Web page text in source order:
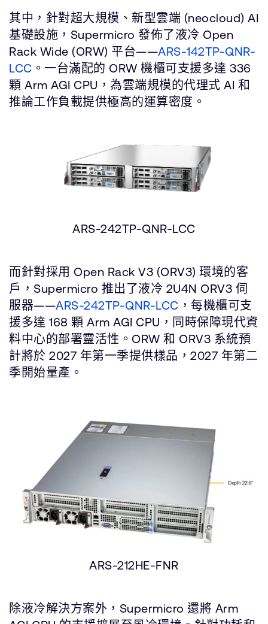
其中，針對超大規模、新型雲端 (neocloud) AI
基礎設施，Supermicro 發佈了液冷 Open
Rack Wide (ORW) 平台——ARS-142TP-QNR-
LCC 。一台滿配的 ORW 機櫃可支援多達 336
顆 Arm AGI CPU，為雲端規模的代理式 AI 和
推論工作負載提供極高的運算密度。
ARS-242TP-QNR-LCC
而針對採用 Open Rack V3 (ORV3) 環境的客
戶，Supermicro 推出了液冷 2U4N ORV3 伺
服器——ARS-242TP-QNR-LCC ，每機櫃可支
援多達 168 顆 Arm AGI CPU，同時保障現代資
料中心的部署靈活性。ORW 和 ORV3 系統預
計將於 2027 年第一季提供樣品，2027 年第二
季開始量產。
ARS-212HE-FNR
除液冷解決方案外，Supermicro 還將 Arm